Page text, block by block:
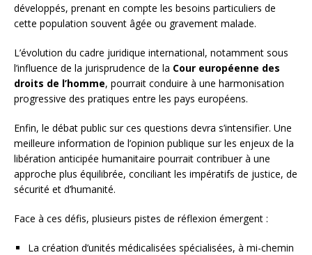
développés, prenant en compte les besoins particuliers de
cette population souvent âgée ou gravement malade.
L’évolution du cadre juridique international, notamment sous
l’influence de la jurisprudence de la Cour européenne des
droits de l’homme, pourrait conduire à une harmonisation
progressive des pratiques entre les pays européens.
Enfin, le débat public sur ces questions devra s’intensifier. Une
meilleure information de l’opinion publique sur les enjeux de la
libération anticipée humanitaire pourrait contribuer à une
approche plus équilibrée, conciliant les impératifs de justice, de
sécurité et d’humanité.
Face à ces défis, plusieurs pistes de réflexion émergent :
La création d’unités médicalisées spécialisées, à mi-chemin